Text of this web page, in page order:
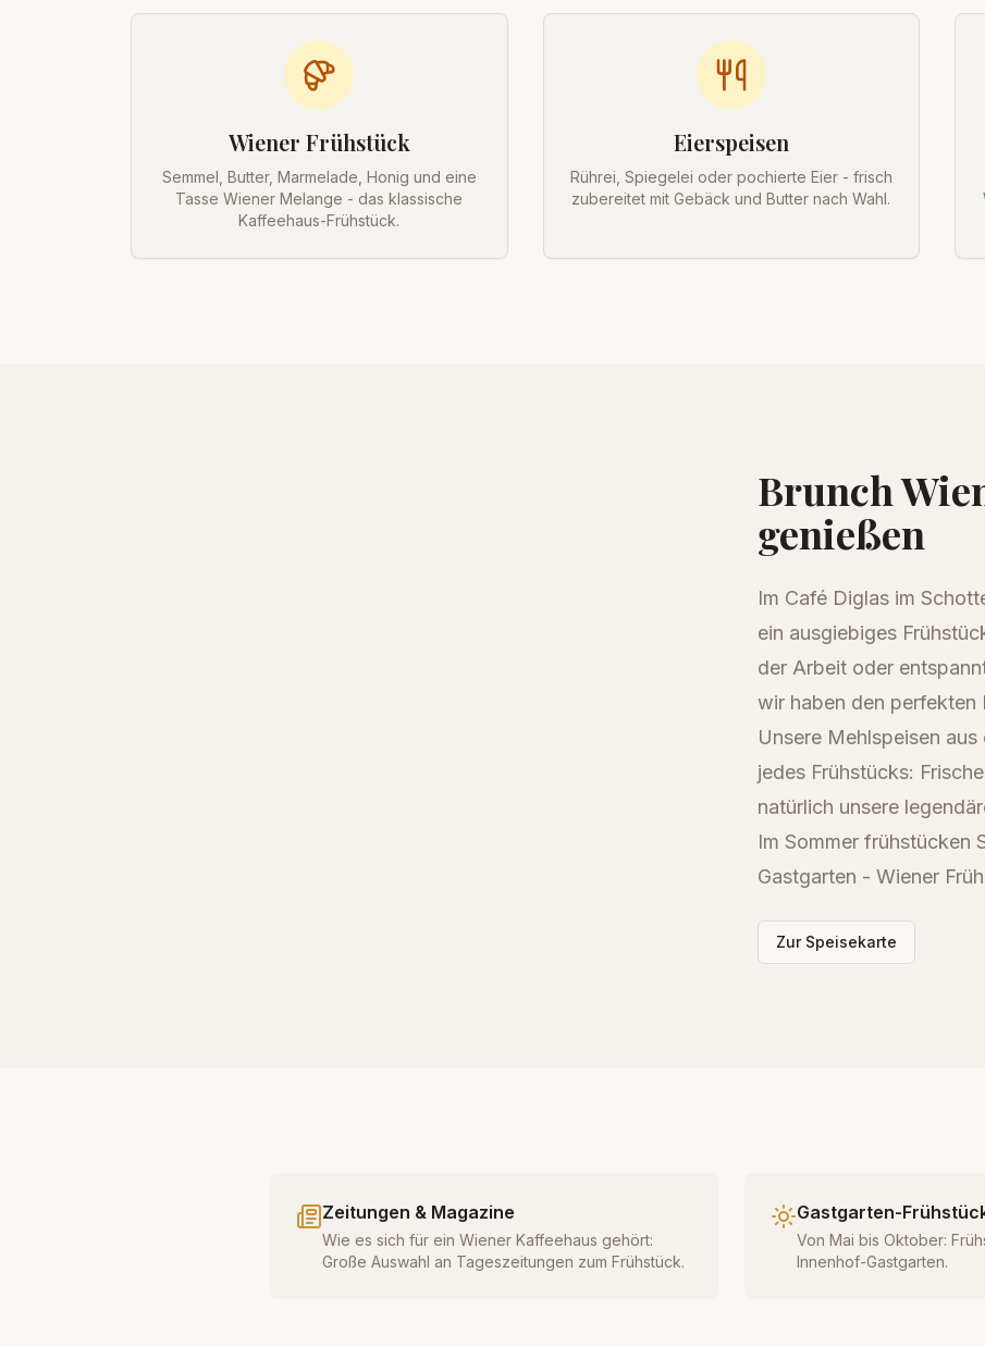
Wiener Frühstück
Semmel, Butter, Marmelade, Honig und eine
Tasse Wiener Melange - das klassische
Kaffeehaus-Frühstück.
Eierspeisen
Rührei, Spiegelei oder pochierte Eier - frisch
zubereitet mit Gebäck und Butter nach Wahl.
Brunch
genießen
Im Café Diglas im
ein ausgiebiges
der Arbeit oder
wir haben den perfekten
Unsere Mehlspeisen
jedes Frühstücks:
natürlich unsere
Im Sommer frühstücken
Gastgarten - Wiener
Zur Speisekarte
Zeitungen & Magazine
Wie es sich für ein Wiener Kaffeehaus gehört:
Große Auswahl an Tageszeitungen zum Frühstück.
Gastgarten-
Von Mai bis Oktober:
Innenhof-Gastgarten.